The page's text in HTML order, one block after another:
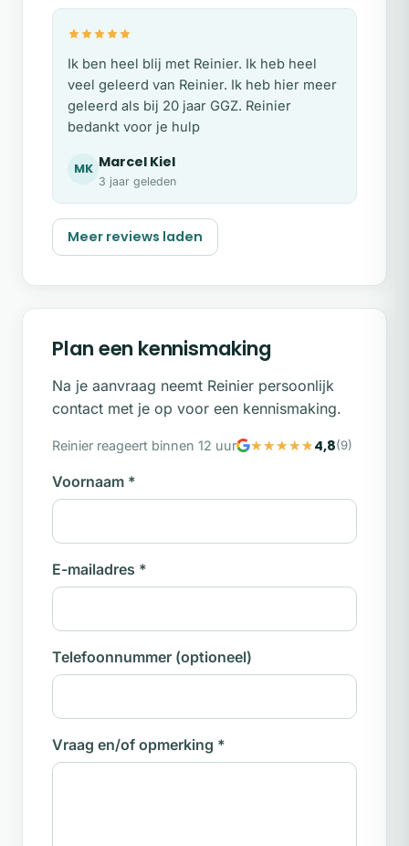
Ik ben heel blij met Reinier. Ik heb heel
veel geleerd van Reinier. Ik heb hier meer
geleerd als bij 20 jaar GGZ. Reinier
bedankt voor je hulp
MK Marcel Kiel
3 jaar geleden
Meer reviews laden
Plan een kennismaking
Na je aanvraag neemt Reinier persoonlijk
contact met je op voor een kennismaking.
Reinier reageert binnen 12 uur 4,8(9)
Voornaam *
E-mailadres *
Telefoonnummer (optioneel)
Vraag en/of opmerking *